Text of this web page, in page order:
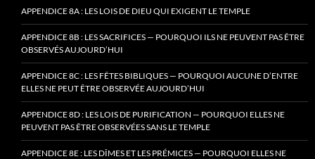
APPENDICE 8A : LES LOIS DE DIEU QUI EXIGENT LE TEMPLE
APPENDICE 8B : LES SACRIFICES — POURQUOI ILS NE PEUVENT PAS ÊTRE
OBSERVÉS AUJOURD’HUI
APPENDICE 8C : LES FÊTES BIBLIQUES — POURQUOI AUCUNE D’ENTRE
ELLES NE PEUT ÊTRE OBSERVÉE AUJOURD’HUI
APPENDICE 8D : LES LOIS DE PURIFICATION — POURQUOI ELLES NE
PEUVENT PAS ÊTRE OBSERVÉES SANS LE TEMPLE
APPENDICE 8E : LES DÎMES ET LES PRÉMICES — POURQUOI ELLES NE